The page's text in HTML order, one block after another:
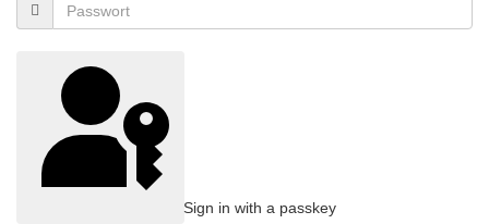
Sign in with a passkey